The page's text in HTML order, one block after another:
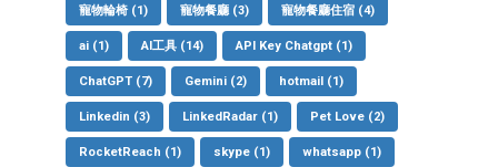
寵物輪椅 (1) 寵物餐廳 (3) 寵物餐廳住宿 (4)
ai (1) AI工具 (14) API Key Chatgpt (1)
ChatGPT (7) Gemini (2) hotmail (1)
Linkedin (3) LinkedRadar (1) Pet Love (2)
RocketReach (1) skype (1) whatsapp (1)